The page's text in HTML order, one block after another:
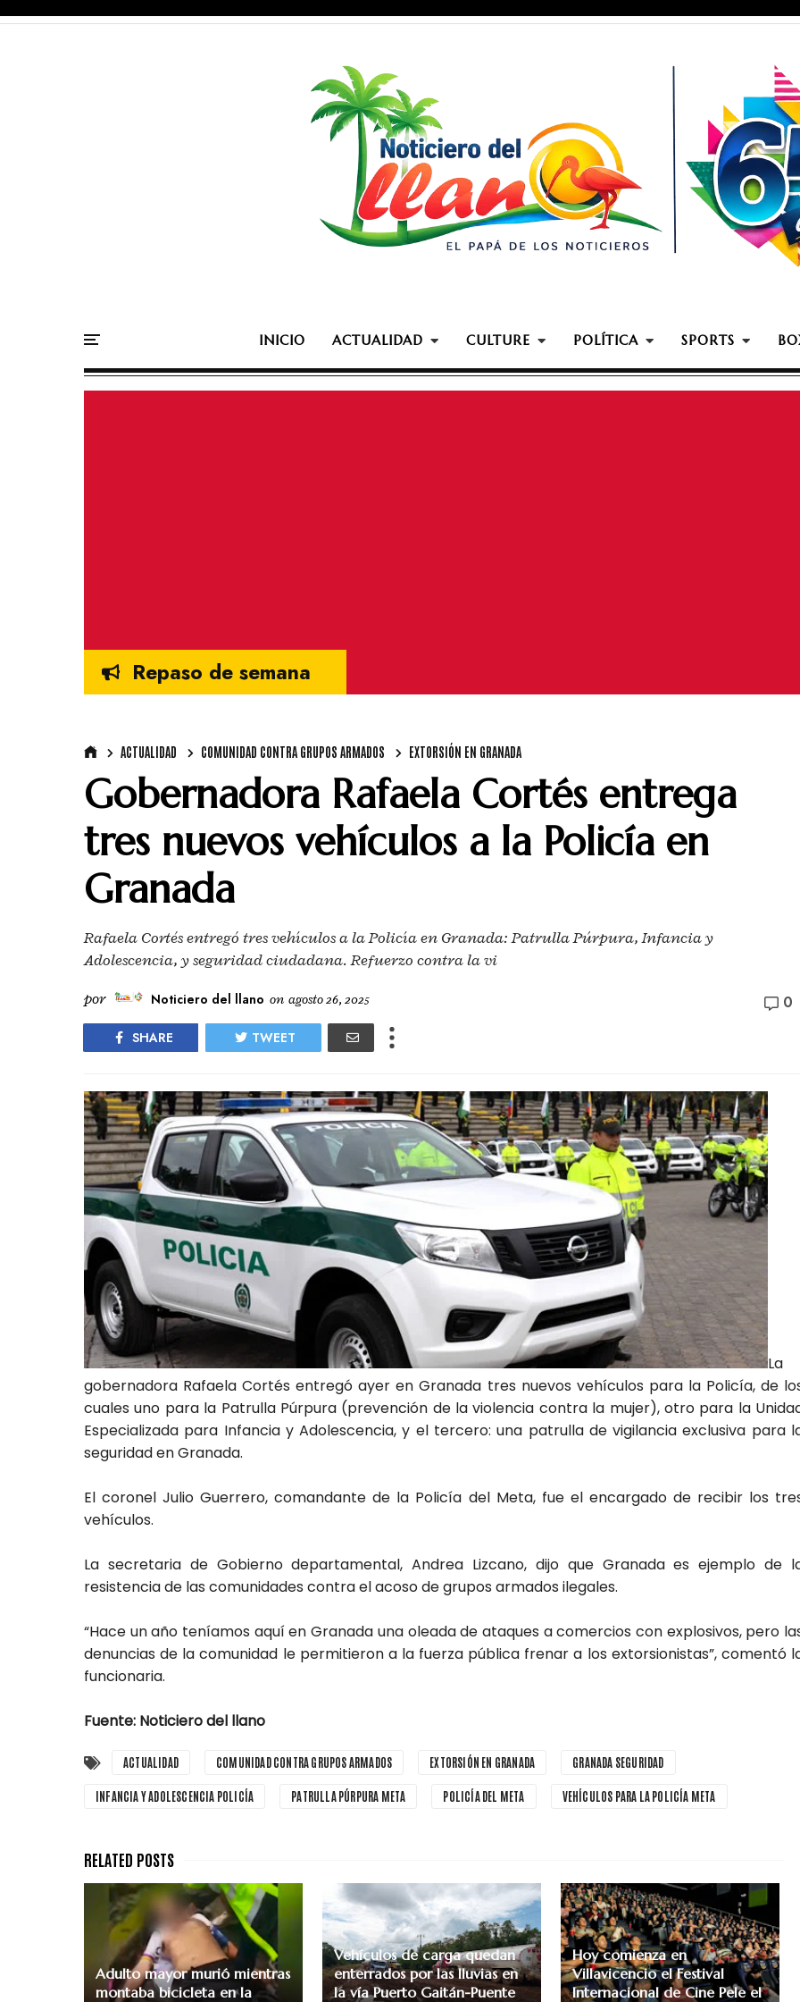
INICIO ACTUALIDAD CULTURE POLÍTICA SPORTS
Repaso de semana
ACTUALIDAD COMUNIDAD CONTRA GRUPOS ARMADOS EXTORSIÓN EN GRANADA
Gobernadora Rafaela Cortés entrega
tres nuevos vehículos a la Policía en
Granada
Rafaela Cortés entregó tres vehículos a la Policía en Granada: Patrulla Púrpura, Infancia y
Adolescencia, y seguridad ciudadana. Refuerzo contra la vi
por Noticiero del llano on agosto 26, 2025 0
SHARE TWEET
La
gobernadora Rafaela Cortés entregó ayer en Granada tres nuevos vehículos para la Policía, de
cuales uno para la Patrulla Púrpura (prevención de la violencia contra la mujer), otro para la
Especializada para Infancia y Adolescencia, y el tercero: una patrulla de vigilancia exclusiva para
seguridad en Granada.
El coronel Julio Guerrero, comandante de la Policía del Meta, fue el encargado de recibir los
vehículos.
La secretaria de Gobierno departamental, Andrea Lizcano, dijo que Granada es ejemplo de
resistencia de las comunidades contra el acoso de grupos armados ilegales.
“Hace un año teníamos aquí en Granada una oleada de ataques a comercios con explosivos, pero
denuncias de la comunidad le permitieron a la fuerza pública frenar a los extorsionistas”, comentó
funcionaria.
Fuente: Noticiero del llano
ACTUALIDAD COMUNIDAD CONTRA GRUPOS ARMADOS EXTORSIÓN EN GRANADA GRANADA SEGURIDAD
INFANCIA Y ADOLESCENCIA POLICÍA PATRULLA PÚRPURA META POLICÍA DEL META VEHÍCULOS PARA LA POLICÍA META
Adulto mayor murió mientras
montaba bicicleta en la
Vehículos de carga quedan
enterrados por las lluvias en
la vía Puerto Gaitán-Puente
Hoy comienza en
Villavicencio el Festival
Internacional de Cine Pele el